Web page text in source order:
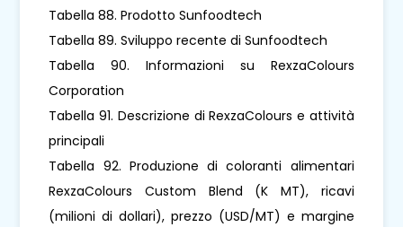
Tabella 88. Prodotto Sunfoodtech
Tabella 89. Sviluppo recente di Sunfoodtech
Tabella 90. Informazioni su RexzaColours
Corporation
Tabella 91. Descrizione di RexzaColours e attività
principali
Tabella 92. Produzione di coloranti alimentari
RexzaColours Custom Blend (K MT), ricavi
(milioni di dollari), prezzo (USD/MT) e margine